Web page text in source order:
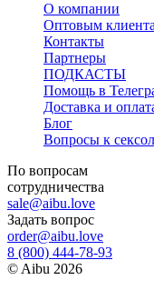
О компании
Оптовым
Контакты
Партнеры
ПОДКАСТЫ
Помощь в
Доставка и
Блог
Вопросы к
По вопросам
сотрудничества
sale@aibu.love
Задать вопрос
order@aibu.love
8 (800) 444-78-93
© Aibu 2026